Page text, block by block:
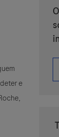
e